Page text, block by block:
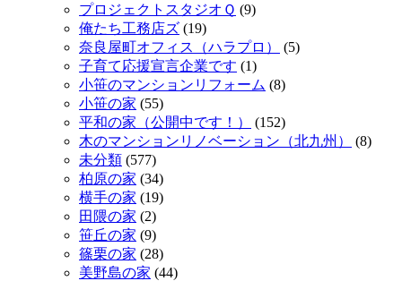
プロジェクトスタジオＱ (9)
俺たち工務店ズ (19)
奈良屋町オフィス（ハラプロ）
(5)
子育て応援宣言企業です (1)
小笹のマンションリフォーム (8)
小笹の家 (55)
平和の家（公開中です！）
(152)
木のマンションリノベーション（北九州）
(8)
未分類 (577)
柏原の家 (34)
横手の家 (19)
田隈の家 (2)
笹丘の家 (9)
篠栗の家 (28)
美野島の家 (44)